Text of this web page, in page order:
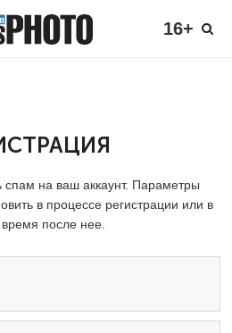
16+
на ваш аккаунт. Параметры
в процессе регистрации или в
после нее.